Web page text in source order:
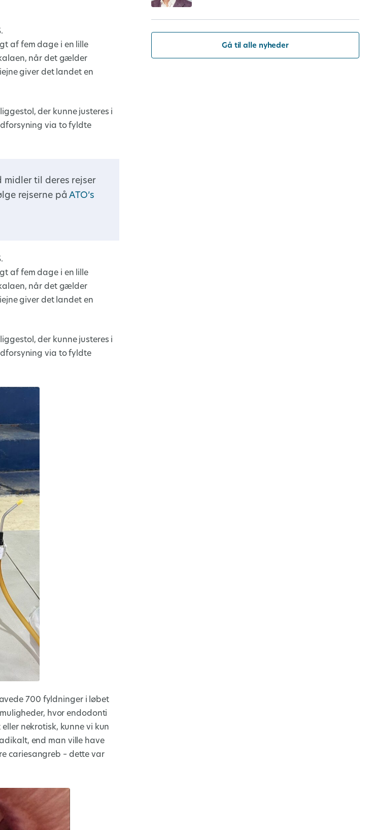
af fem dage i en lille
når det gælder
giver det landet en
der kunne justeres i
via to fyldte
til deres rejser
rejserne på ATO’s
af fem dage i en lille
når det gælder
giver det landet en
der kunne justeres i
via to fyldte
700 fyldninger i løbet
hvor endodonti
nekrotisk, kunne vi kun
end man ville have
cariesangreb – dette var
Gå til alle nyheder